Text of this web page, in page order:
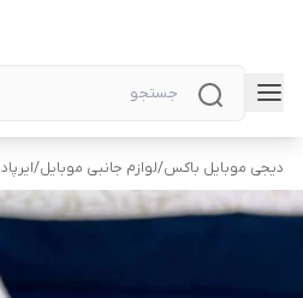
دیجی موبایل باکس/لوازم جانبی موبایل/ایرپاد